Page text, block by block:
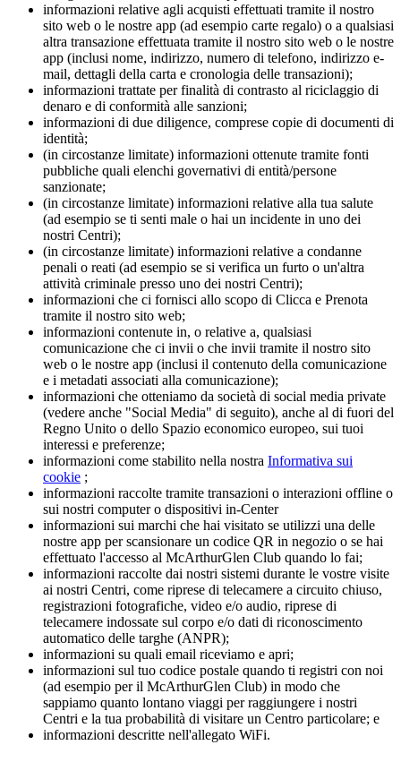
informazioni relative agli acquisti effettuati tramite il nostro
sito web o le nostre app (ad esempio carte regalo) o a qualsiasi
altra transazione effettuata tramite il nostro sito web o le nostre
app (inclusi nome, indirizzo, numero di telefono, indirizzo e-
mail, dettagli della carta e cronologia delle transazioni);
informazioni trattate per finalità di contrasto al riciclaggio di
denaro e di conformità alle sanzioni;
informazioni di due diligence, comprese copie di documenti di
identità;
(in circostanze limitate) informazioni ottenute tramite fonti
pubbliche quali elenchi governativi di entità/persone
sanzionate;
(in circostanze limitate) informazioni relative alla tua salute
(ad esempio se ti senti male o hai un incidente in uno dei
nostri Centri);
(in circostanze limitate) informazioni relative a condanne
penali o reati (ad esempio se si verifica un furto o un'altra
attività criminale presso uno dei nostri Centri);
informazioni che ci fornisci allo scopo di Clicca e Prenota
tramite il nostro sito web;
informazioni contenute in, o relative a, qualsiasi
comunicazione che ci invii o che invii tramite il nostro sito
web o le nostre app (inclusi il contenuto della comunicazione
e i metadati associati alla comunicazione);
informazioni che otteniamo da società di social media private
(vedere anche "Social Media" di seguito), anche al di fuori del
Regno Unito o dello Spazio economico europeo, sui tuoi
interessi e preferenze;
informazioni come stabilito nella nostra Informativa sui
cookie ;
informazioni raccolte tramite transazioni o interazioni offline o
sui nostri computer o dispositivi in-Center
informazioni sui marchi che hai visitato se utilizzi una delle
nostre app per scansionare un codice QR in negozio o se hai
effettuato l'accesso al McArthurGlen Club quando lo fai;
informazioni raccolte dai nostri sistemi durante le vostre visite
ai nostri Centri, come riprese di telecamere a circuito chiuso,
registrazioni fotografiche, video e/o audio, riprese di
telecamere indossate sul corpo e/o dati di riconoscimento
automatico delle targhe (ANPR);
informazioni su quali email riceviamo e apri;
informazioni sul tuo codice postale quando ti registri con noi
(ad esempio per il McArthurGlen Club) in modo che
sappiamo quanto lontano viaggi per raggiungere i nostri
Centri e la tua probabilità di visitare un Centro particolare; e
informazioni descritte nell'allegato WiFi.